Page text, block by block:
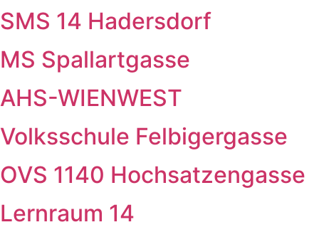
SMS 14 Hadersdorf
MS Spallartgasse
AHS-WIENWEST
Volksschule Felbigergasse
OVS 1140 Hochsatzengasse
Lernraum 14